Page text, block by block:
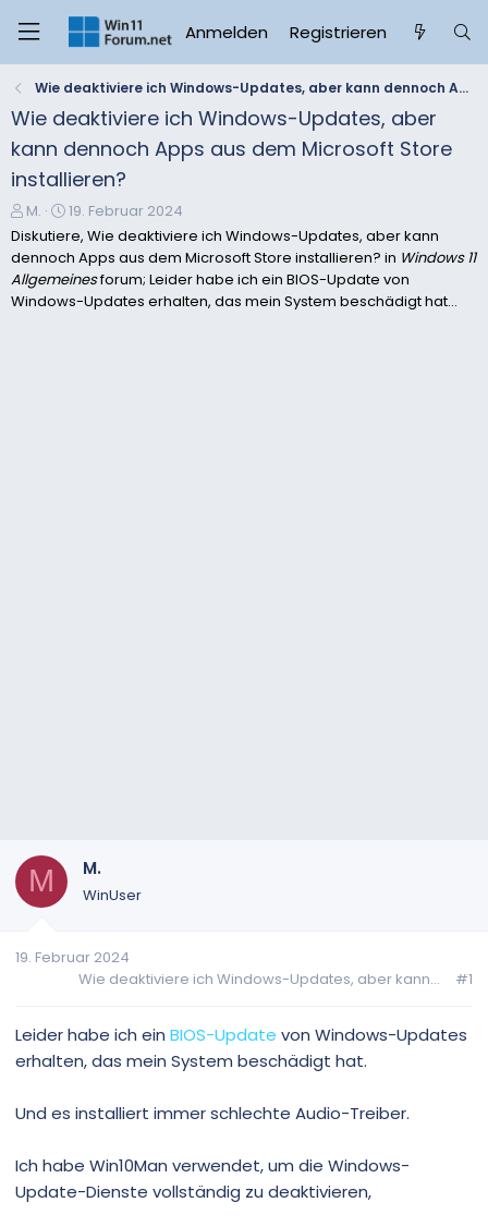
Anmelden Registrieren
Wie deaktiviere ich Windows-Updates, aber kann dennoch Apps aus dem Microsoft Store installieren?
Wie deaktiviere ich Windows-Updates, aber
kann dennoch Apps aus dem Microsoft Store
installieren?
E
r
s
t
e
M.
E
r
s
t
e
19. Februar 2024
Diskutiere, Wie deaktiviere ich Windows-Updates, aber kann
dennoch Apps aus dem Microsoft Store installieren? in Windows 11
Allgemeinesforum; Leider habe ich ein BIOS-Update von
Windows-Updates erhalten, das mein System beschädigt hat...
M M.
WinUser
19. Februar 2024
Wie deaktiviere ich Windows-Updates, aber kann...
#1
Leider habe ich ein BIOS-Update von Windows-Updates
erhalten, das mein System beschädigt hat.
Und es installiert immer schlechte Audio-Treiber.
Ich habe Win10Man verwendet, um die Windows-
Update-Dienste vollständig zu deaktivieren,